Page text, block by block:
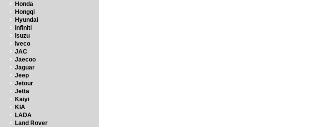
Honda
Hongqi
Hyundai
Infiniti
Isuzu
Iveco
JAC
Jaecoo
Jaguar
Jeep
Jetour
Jetta
Kaiyi
KIA
LADA
Land Rover